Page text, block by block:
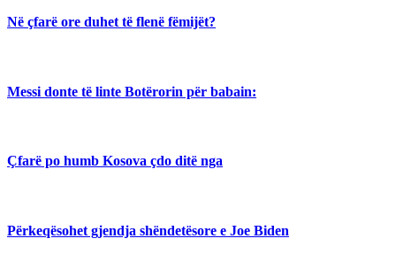
Në çfarë ore duhet të flenë fëmijët?
Messi donte të linte Botërorin për babain:
Çfarë po humb Kosova çdo ditë nga
Përkeqësohet gjendja shëndetësore e Joe Biden